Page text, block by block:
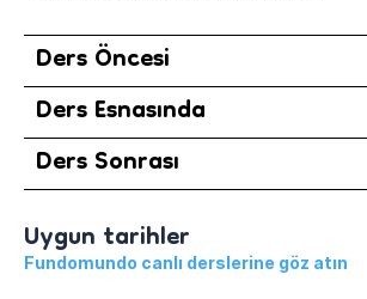
Ders Öncesi
Ders Esnasında
Ders Sonrası
Uygun tarihler
Fundomundo canlı derslerine göz atın